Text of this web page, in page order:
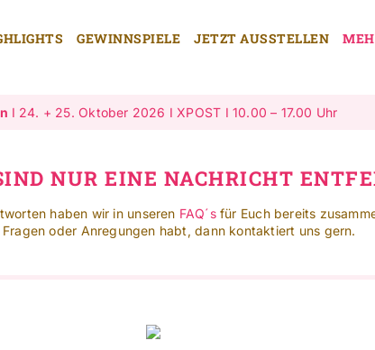
GEWINNSPIELE JETZT AUSSTELLEN
I 24. + 25. Oktober 2026 I XPOST I 10.00 – 17.00 Uhr
NUR EINE NACHRICHT
haben wir in unseren FAQ´sfür Euch bereits
oder Anregungen habt, dann kontaktiert uns gern.